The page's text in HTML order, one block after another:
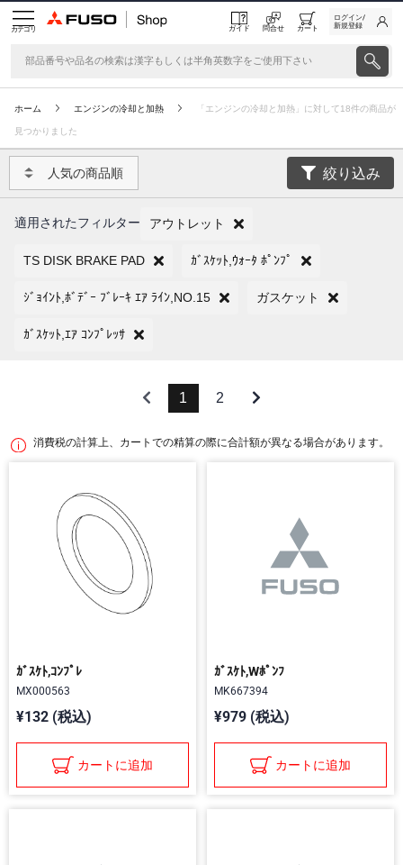
カテゴリ ガイド 問合せ カート
ログイン/
新規登録
ホーム エンジンの冷却と加熱 「エンジンの冷却と加熱」に対して18件の商品が
見つかりました
人気の商品順 絞り込み
適用されたフィルター アウトレット
TS DISK BRAKE PAD ｶﾞｽｹｯﾄ,ｳｫｰﾀ ﾎﾟﾝﾌﾟ
ｼﾞｮｲﾝﾄ,ﾎﾞﾃﾞｰ ﾌﾞﾚｰｷ ｴｱ ﾗｲﾝ,NO.15 ガスケット
ｶﾞｽｹｯﾄ,ｴｱ ｺﾝﾌﾟﾚｯｻ
1 2
消費税の計算上、カートでの精算の際に合計額が異なる場合があります。
ｶﾞｽｹﾄ,ｺﾝﾌﾟﾚ
MX000563
¥132 (税込)
カートに追加
ｶﾞｽｹﾄ,Wﾎﾟﾝﾌ
MK667394
¥979 (税込)
カートに追加